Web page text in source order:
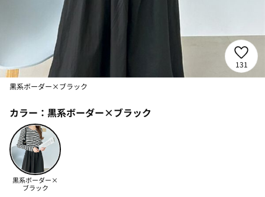
131
黒系ボーダー×ブラック
カラー： 黒系ボーダー×ブラック
黒系ボーダー×
ブラック